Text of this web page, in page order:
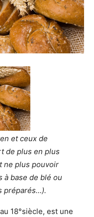
et ceux de
de plus en plus
ne plus pouvoir
à base de blé ou
préparés…).
18°siècle, est une